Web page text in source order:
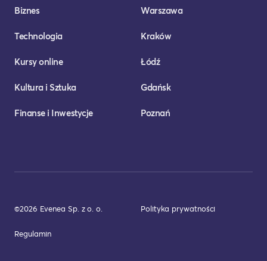
Biznes
Technologia
Kursy online
Kultura i Sztuka
Finanse i Inwestycje
Warszawa
Kraków
Łódź
Gdańsk
Poznań
©2026 Evenea Sp. z o. o. Polityka prywatności
Regulamin